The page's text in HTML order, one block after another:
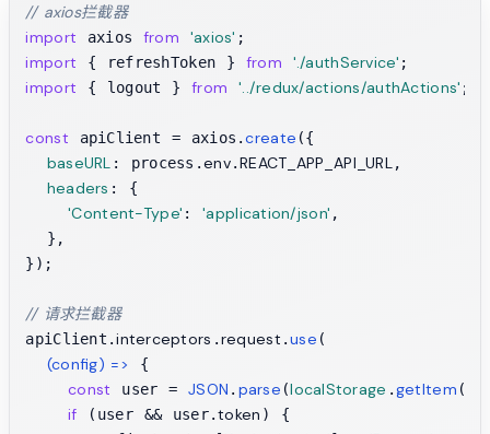
// axios拦截器
import axios from 'axios'
import { refreshToken } from './authService'
import { logout } from '../redux/actions/authActions' ;
const apiClient = axios.create ({
baseURL : process.env.REACT_APP_API_URL,
headers : {
'Content-Type' : 'application/json' ,
  },
});
// 请求拦截器
apiClient.interceptors .request .use (
(config) => {
const user = JSON . parse (localStorage .getItem (
if (user && user.token ) {